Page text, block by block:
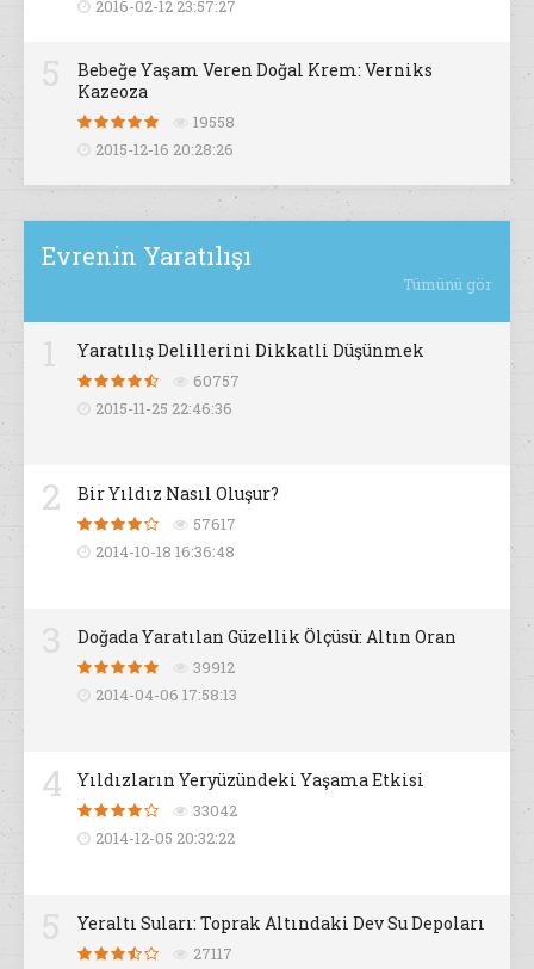
2016-02-12 23:57:27
Bebeğe Yaşam Veren Doğal Krem: Verniks
Kazeoza
19558
2015-12-16 20:28:26
Evrenin Yaratılışı
Tümünü gör
Yaratılış Delillerini Dikkatli Düşünmek
60757
2015-11-25 22:46:36
2 Bir Yıldız Nasıl Oluşur?
57617
2014-10-18 16:36:48
Doğada Yaratılan Güzellik Ölçüsü: Altın Oran
39912
2014-04-06 17:58:13
4 Yıldızların Yeryüzündeki Yaşama Etkisi
33042
2014-12-05 20:32:22
Yeraltı Suları: Toprak Altındaki Dev Su Depoları
27117